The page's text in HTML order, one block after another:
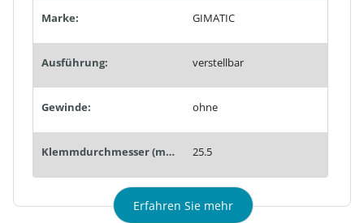
Marke: GIMATIC
Ausführung: verstellbar
Gewinde: ohne
Klemmdurchmesser (mm): 25.5
Erfahren Sie mehr